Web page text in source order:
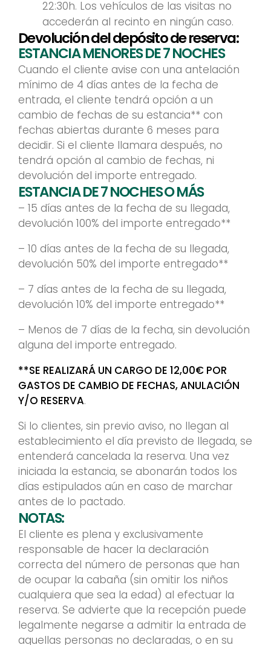
22:30h. Los vehículos de las visitas no
accederán al recinto en ningún caso.
Devolución del depósito de reserva:
ESTANCIA MENORES DE 7 NOCHES
Cuando el cliente avise con una antelación
mínimo de 4 días antes de la fecha de
entrada, el cliente tendrá opción a un
cambio de fechas de su estancia** con
fechas abiertas durante 6 meses para
decidir. Si el cliente llamara después, no
tendrá opción al cambio de fechas, ni
devolución del importe entregado.
ESTANCIA DE 7 NOCHES O MÁS
– 15 días antes de la fecha de su llegada,
devolución 100% del importe entregado**
– 10 días antes de la fecha de su llegada,
devolución 50% del importe entregado**
– 7 días antes de la fecha de su llegada,
devolución 10% del importe entregado**
– Menos de 7 días de la fecha, sin devolución
alguna del importe entregado.
**SE REALIZARÁ UN CARGO DE 12,00€ POR
GASTOS DE CAMBIO DE FECHAS, ANULACIÓN
Y/O RESERVA.
Si lo clientes, sin previo aviso, no llegan al
establecimiento el día previsto de llegada, se
entenderá cancelada la reserva. Una vez
iniciada la estancia, se abonarán todos los
días estipulados aún en caso de marchar
antes de lo pactado.
NOTAS:
El cliente es plena y exclusivamente
responsable de hacer la declaración
correcta del número de personas que han
de ocupar la cabaña (sin omitir los niños
cualquiera que sea la edad) al efectuar la
reserva. Se advierte que la recepción puede
legalmente negarse a admitir la entrada de
aquellas personas no declaradas, o en su